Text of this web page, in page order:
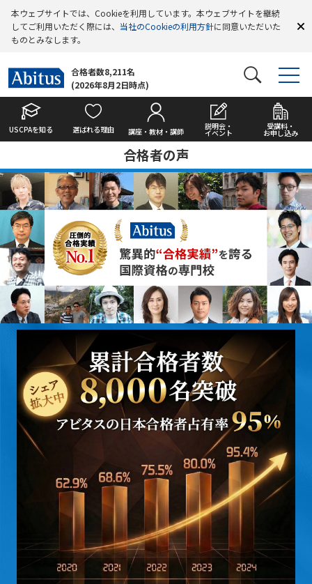
本ウェブサイトでは、Cookieを利用しています。本ウェブサイトを継続
してご利用いただく際には、 当社のCookieの利用方針に同意いただいた
ものとみなします。
合格者数8,211名
(2026年8月2日時点)
USCPAを知る 選ばれる理由 講座・教材・講師
説明会・
イベント
受講料・
お申し込み
合格者の声